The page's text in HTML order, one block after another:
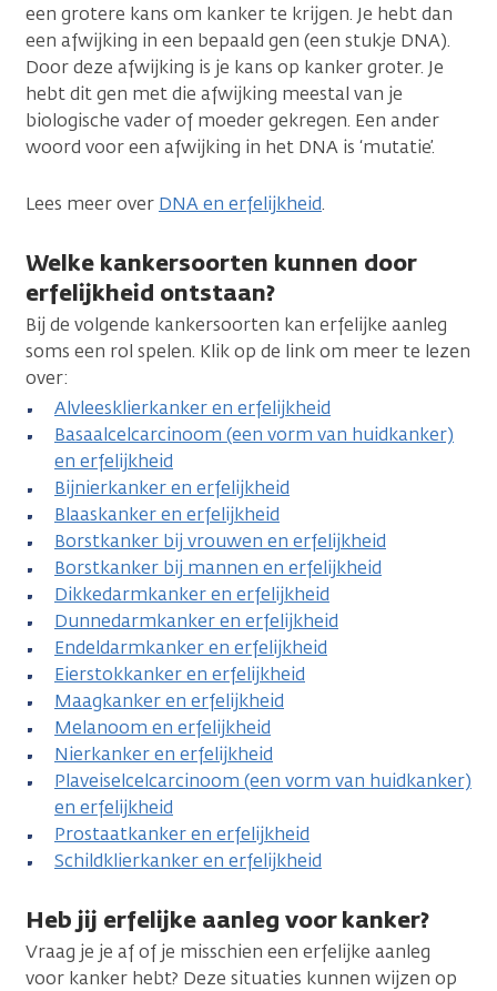
een grotere kans om kanker te krijgen. Je hebt dan
een afwijking in een bepaald gen (een stukje DNA).
Door deze afwijking is je kans op kanker groter. Je
hebt dit gen met die afwijking meestal van je
biologische vader of moeder gekregen. Een ander
woord voor een afwijking in het DNA is ‘mutatie’.
Lees meer over DNA en erfelijkheid.
Welke kankersoorten kunnen door
erfelijkheid ontstaan?
Bij de volgende kankersoorten kan erfelijke aanleg
soms een rol spelen. Klik op de link om meer te lezen
over:
Alvleesklierkanker en erfelijkheid
Basaalcelcarcinoom (een vorm van huidkanker)
en erfelijkheid
Bijnierkanker en erfelijkheid
Blaaskanker en erfelijkheid
Borstkanker bij vrouwen en erfelijkheid
Borstkanker bij mannen en erfelijkheid
Dikkedarmkanker en erfelijkheid
Dunnedarmkanker en erfelijkheid
Endeldarmkanker en erfelijkheid
Eierstokkanker en erfelijkheid
Maagkanker en erfelijkheid
Melanoom en erfelijkheid
Nierkanker en erfelijkheid
Plaveiselcelcarcinoom (een vorm van huidkanker)
en erfelijkheid
Prostaatkanker en erfelijkheid
Schildklierkanker en erfelijkheid
Heb jij erfelijke aanleg voor kanker?
Vraag je je af of je misschien een erfelijke aanleg
voor kanker hebt? Deze situaties kunnen wijzen op